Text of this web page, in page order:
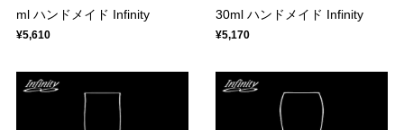
ml ハンドメイド Infinity
¥5,610
30ml ハンドメイド Infinity
¥5,170